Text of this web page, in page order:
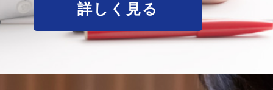
詳しく見る